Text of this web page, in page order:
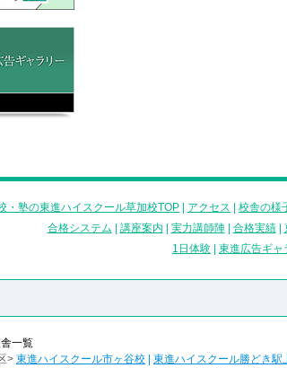
・塾の東進ハイスクール草加校TOP アクセス 校舎の様
合格システム
講座案内 実力講師陣| 合格実績|
1日体験
東進広告ギャ
一覧
> 東進ハイスクール市ヶ谷校 東進ハイスクール勝どき駅